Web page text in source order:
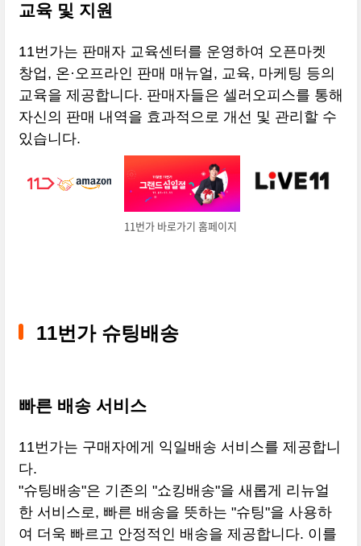
교육 및 지원
11번가는 판매자 교육센터를 운영하여 오픈마켓
창업, 온·오프라인 판매 매뉴얼, 교육, 마케팅 등의
교육을 제공합니다. 판매자들은 셀러오피스를 통해
자신의 판매 내역을 효과적으로 개선 및 관리할 수
있습니다.
11번가 바로가기 홈페이지
11번가 슈팅배송
빠른 배송 서비스
11번가는 구매자에게 익일배송 서비스를 제공합니
다.
"슈팅배송"은 기존의 "쇼킹배송"을 새롭게 리뉴얼
한 서비스로, 빠른 배송을 뜻하는 "슈팅"을 사용하
여 더욱 빠르고 안정적인 배송을 제공합니다. 이를